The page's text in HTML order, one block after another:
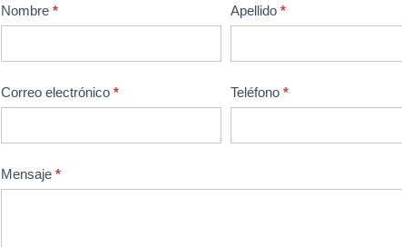
C
n
t
á
e
Nombre * Apellido *
Correo electrónico * Teléfono *
Mensaje *